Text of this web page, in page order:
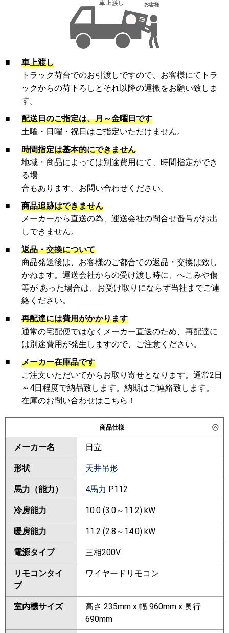
■
車上渡し
トラック荷台でのお引渡しですので、お客様にてトラ
ックからの荷下ろしとそれ以降の運搬をお願い致しま
す。
■
配送日のご指定は、月～金曜日です
土曜・日曜・祝日はご指定いただけません。
■
時間指定は基本的にできません
地域・商品によっては別途費用にて、時間指定ができ
る場
合もあります。お問い合わせください。
■
商品追跡はできません
メーカーから直送の為、運送会社の問合せ番号がお出
しできません。
■
返品・交換について
商品発送後は、お客様のご都合での返品・交換は致し
かねます。運送会社からの受け渡し時に、へこみや傷
等が あった場合は、お受け取りにならず当社までご連
絡ください。
■
再配達には費用がかかります
通常の宅配便ではなくメーカー直送のため、再配達に
は別途費用が発生しますので、ご注意ください。
■
メーカー在庫品です
ご注文いただいてからお取り寄せとなります。通常2日
～4日程度で納品致します。納期はご連絡致します。
在庫のお問い合わせはこちら！
商品仕様
メーカー名 日立
形状 天井吊形
馬力（能力） 4馬力 P112
冷房能力 10.0 (3.0～11.2) kW
暖房能力 11.2 (2.8～14.0) kW
電源タイプ 三相200V
リモコンタイ
プ
ワイヤードリモコン
室内機サイズ
高さ 235mm x 幅 960mm x 奥行
690mm